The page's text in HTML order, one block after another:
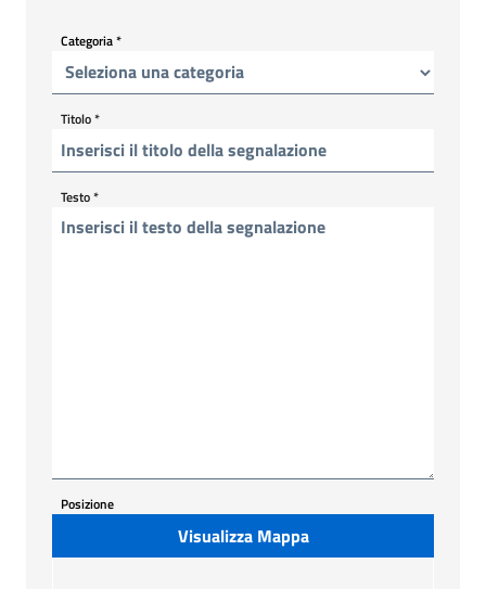
Categoria*
Titolo*
Testo*
Posizione
Visualizza Mappa